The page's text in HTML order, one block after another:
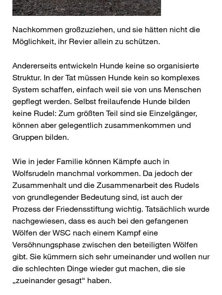
Nachkommen großzuziehen, und sie hätten nicht die
Möglichkeit, ihr Revier allein zu schützen.
Andererseits entwickeln Hunde keine so organisierte
Struktur. In der Tat müssen Hunde kein so komplexes
System schaffen, einfach weil sie von uns Menschen
gepflegt werden. Selbst freilaufende Hunde bilden
keine Rudel: Zum größten Teil sind sie Einzelgänger,
können aber gelegentlich zusammenkommen und
Gruppen bilden.
Wie in jeder Familie können Kämpfe auch in
Wolfsrudeln manchmal vorkommen. Da jedoch der
Zusammenhalt und die Zusammenarbeit des Rudels
von grundlegender Bedeutung sind, ist auch der
Prozess der Friedensstiftung wichtig. Tatsächlich wurde
nachgewiesen, dass es auch bei den gefangenen
Wölfen der WSC nach einem Kampf eine
Versöhnungsphase zwischen den beteiligten Wölfen
gibt. Sie kümmern sich sehr umeinander und wollen nur
die schlechten Dinge wieder gut machen, die sie
„zueinander gesagt“ haben.